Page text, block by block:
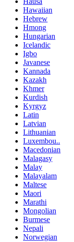
Hawaiian
Hebrew
Hmong
Hungarian
Icelandic
Igbo
Javanese
Kannada
Kazakh
Khmer
Kurdish
Kyrgyz
Latin
Latvian
Lithuanian
Luxembou..
Macedonian
Malagasy
Malay
Malayalam
Maltese
Maori
Marathi
Mongolian
Burmese
Nepali
Norwegian